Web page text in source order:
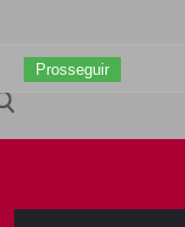
Prosseguir